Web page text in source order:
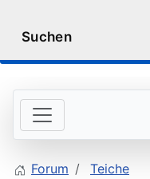
Suchen
Forum
Teiche